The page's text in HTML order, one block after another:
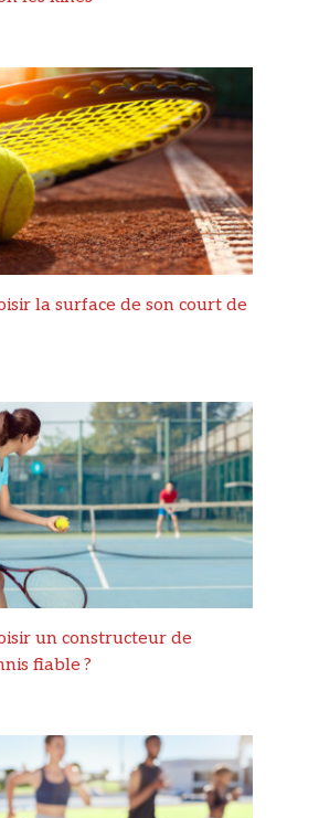
la surface de son court de
un constructeur de
fiable ?